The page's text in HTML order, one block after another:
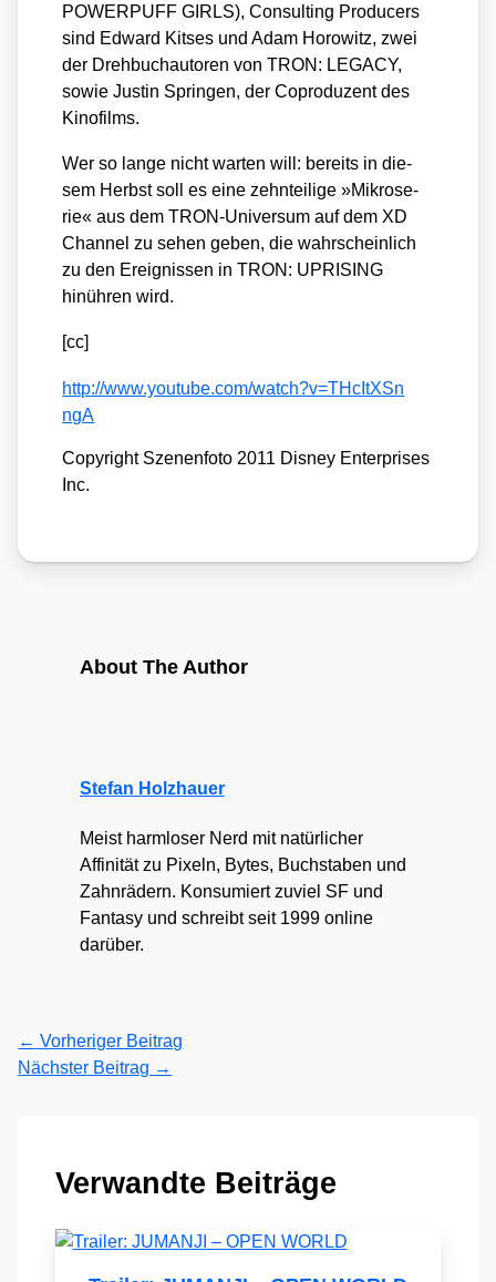
POWERPUFF GIRLS), Con­sul­ting Pro­du­cers
sind Edward Kits­es und Adam Horo­witz, zwei
der Dreh­buch­au­to­ren von TRON: LEGACY,
sowie Jus­tin Sprin­gen, der Copro­du­zent des
Kino­films.
Wer so lan­ge nicht war­ten will: bereits in die­
sem Herbst soll es eine zehn­tei­li­ge »Mikro­se­
rie« aus dem TRON-Uni­ver­sum auf dem XD
Chan­nel zu sehen geben, die wahr­schein­lich
zu den Ereig­nis­sen in TRON: UPRISING
hinüh­ren wird.
[cc]
http://​www​.you​tube​.com/​w​a​t​c​h​?​v​=​T​H​c​I​t​X​S​n​
ngA
Copy­right Sze­nen­fo­to 2011 Dis­ney Enter­pri­ses
Inc.
About The Author
Stefan Holzhauer
Meist harmloser Nerd mit natürlicher
Affinität zu Pixeln, Bytes, Buchstaben und
Zahnrädern. Konsumiert zuviel SF und
Fantasy und schreibt seit 1999 online
darüber.
← Vorheriger Beitrag
Nächster Beitrag →
Verwandte Beiträge